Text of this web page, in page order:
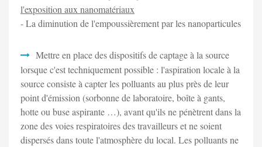
l'exposition aux nanomatériaux
- La diminution de l'empoussièrement par les nanoparticules
Mettre en place des dispositifs de captage à la source
lorsque c'est techniquement possible : l'aspiration locale à la
source consiste à capter les polluants au plus près de leur
point d'émission (sorbonne de laboratoire, boîte à gants,
hotte ou buse aspirante …), avant qu'ils ne pénètrent dans la
zone des voies respiratoires des travailleurs et ne soient
dispersés dans toute l'atmosphère du local. Les polluants ne